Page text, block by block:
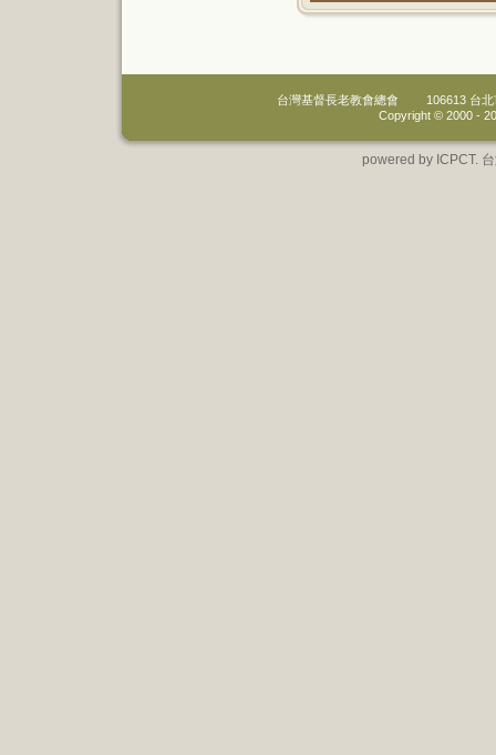
台灣基督長老教會總會
106613 台
Copyright © 2000 -
powered by ICPCT.